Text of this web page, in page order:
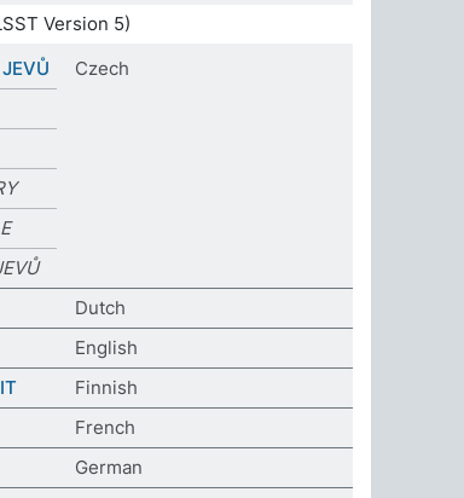
Version 5)
Czech
Dutch
English
Finnish
French
German